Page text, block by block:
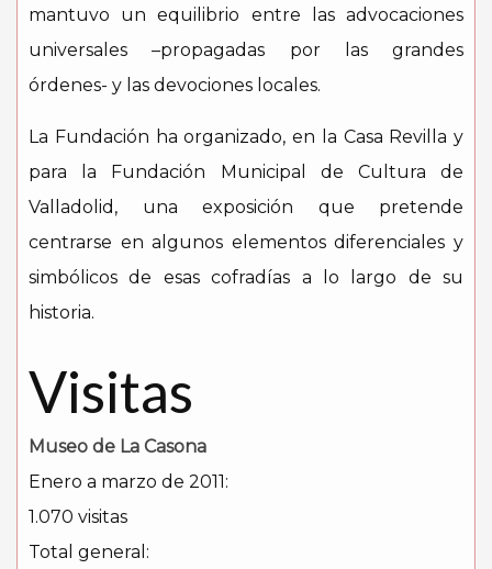
mantuvo un equilibrio entre las advocaciones
universales –propagadas por las grandes
órdenes- y las devociones locales.
La Fundación ha organizado, en la Casa Revilla y
para la Fundación Municipal de Cultura de
Valladolid, una exposición que pretende
centrarse en algunos elementos diferenciales y
simbólicos de esas cofradías a lo largo de su
historia.
Visitas
Museo de La Casona
Enero a marzo de 2011:
1.070 visitas
Total general: